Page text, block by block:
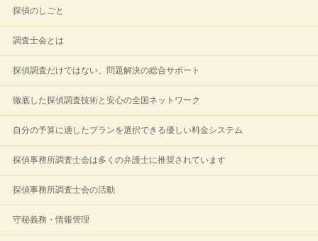
探偵のしごと
調査士会とは
探偵調査だけではない、問題解決の総合サポート
徹底した探偵調査技術と安心の全国ネットワーク
自分の予算に適したプランを選択できる優しい料金システム
探偵事務所調査士会は多くの弁護士に推奨されています
探偵事務所調査士会の活動
守秘義務・情報管理